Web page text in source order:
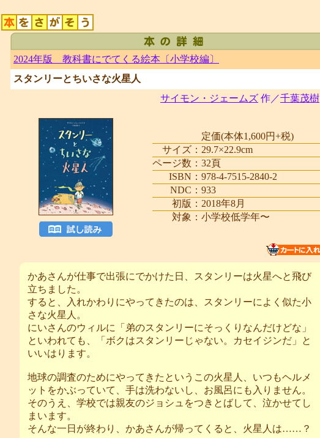
2024年版 教科書にでてくる絵本〔小学校編〕
スタンリーとちいさな火星人
サイモン・ジェームズ 作／千葉茂樹
定価(本体1,600円+税)
サイズ： 29.7×22.9cm
ページ数： 32頁
ISBN： 978-4-7515-2840-2
NDC： 933
初版： 2018年8月
対象： 小学校低学年〜
かあさんが仕事で出張にでかけた日、スタンリーは火星へと飛び
立ちました。
すると、入れかわりにやってきたのは、スタンリーによく似た小
さな火星人。
にいさんのウィルに「弟のスタンリーにそっくりなんだけどな」
といわれても、「ボクはスタンリーじゃない。カセイジンだ」と
いいはります。
地球の調査のためにやってきたというこの火星人、いつもヘルメ
ットをかぶっていて、手は洗わないし、お風呂にも入りません。
そのうえ、学校では親友のジョシュをつきとばして、泣かせてし
まいます。
そんな一日が終わり、かあさんが帰ってくると、火星人は……？